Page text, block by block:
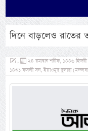
দিনে বাড়লেও রাতের
,
২৪ রমাদ্বান শরীফ, ১৪৪৬
১৪৩১ ফসলী সন, ইয়াওমুছ ছুলাছা